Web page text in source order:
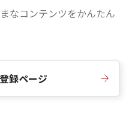
なコンテンツをかんたん
録ページ